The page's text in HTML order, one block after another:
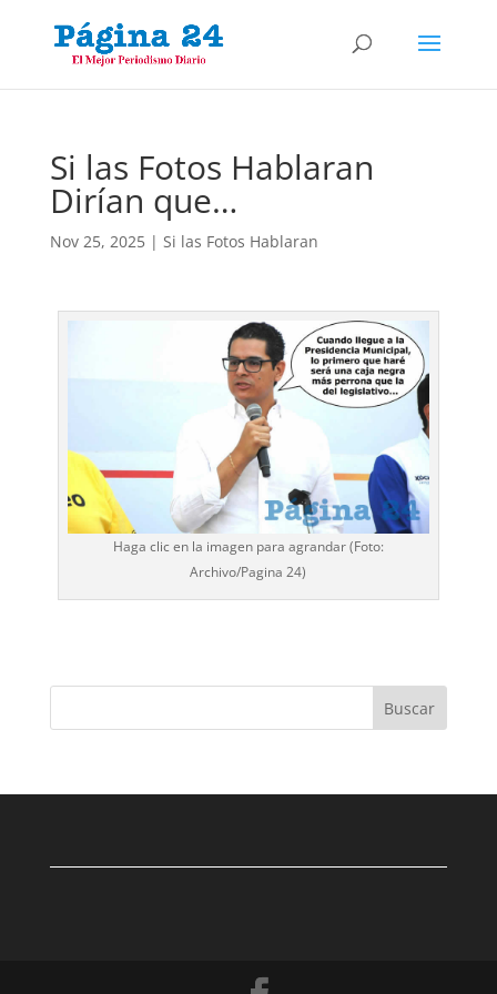
Si las Fotos Hablaran
Dirían que…
Nov 25, 2025| Si las Fotos Hablaran
Haga clic en la imagen para agrandar (Foto:
Archivo/Pagina 24)
Buscar